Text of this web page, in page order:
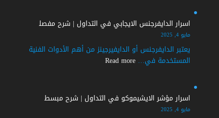
السلبي
في
|
شرح
اسرار الدايفرجنس الايجابي في التداول | شرح مفصل
مايو 4, 2025
يعتبر الدايفرجنس أو الدايفيرجينز من أهم الأدوات الفنية
المستخدمة في… Read more
:
الايجابي
اسرار مؤشر الايشيموكو في التداول | شرح مبسط
مايو 4, 2025